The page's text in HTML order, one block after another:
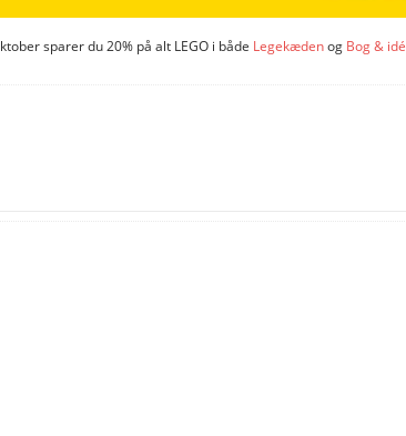
sparer du 20% på alt LEGO i både Legekædenog Bog & idé